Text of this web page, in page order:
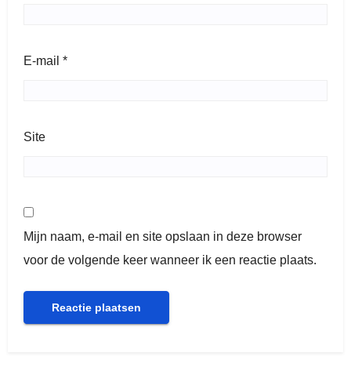
E-mail *
Site
Mijn naam, e-mail en site opslaan in deze browser
voor de volgende keer wanneer ik een reactie plaats.